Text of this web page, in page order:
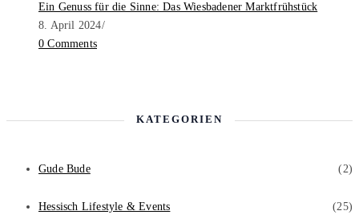
Ein Genuss für die Sinne: Das Wiesbadener Marktfrühstück
8. April 2024/
0 Comments
KATEGORIEN
Gude Bude (2)
Hessisch Lifestyle & Events (25)